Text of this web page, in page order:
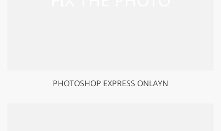
PHOTOSHOP EXPRESS ONLAYN